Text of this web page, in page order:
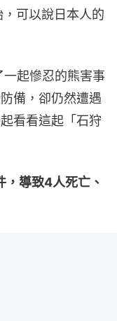
可以說日本人的
起慘忍的熊害事
備，卻仍然遭遇
看看這起「石狩
導致4人死亡、